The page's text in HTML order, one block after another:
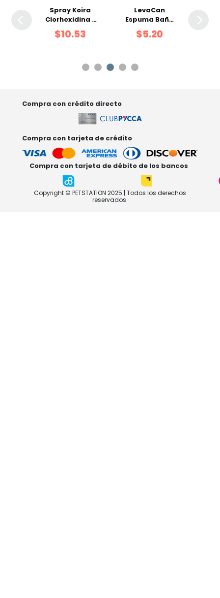
Spray Koira
Clorhexidina y
Ketoconazol
$10.53
LevaCan
Espuma Baño
Cosmética 200
ml
$5.20
Compra con crédito directo
Compra con tarjeta de crédito
Compra con tarjeta de débito de los bancos
Copyright © PETSTATION 2025 | Todos los derechos
reservados.